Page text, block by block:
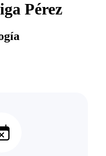
Pérez